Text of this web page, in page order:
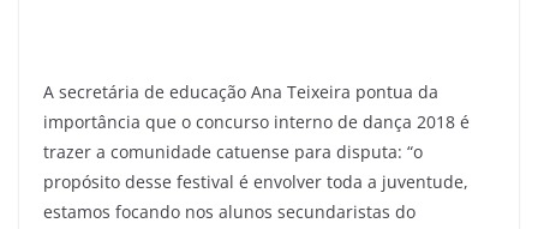
A secretária de educação Ana Teixeira pontua da
importância que o concurso interno de dança 2018 é
trazer a comunidade catuense para disputa: “o
propósito desse festival é envolver toda a juventude,
estamos focando nos alunos secundaristas do